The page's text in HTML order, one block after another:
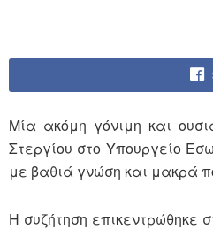
Μία ακόμη γόνιμη και
Στεργίου στο Υπουργείο
με βαθιά γνώση και μακρά
Η συζήτηση επικεντρώθηκε